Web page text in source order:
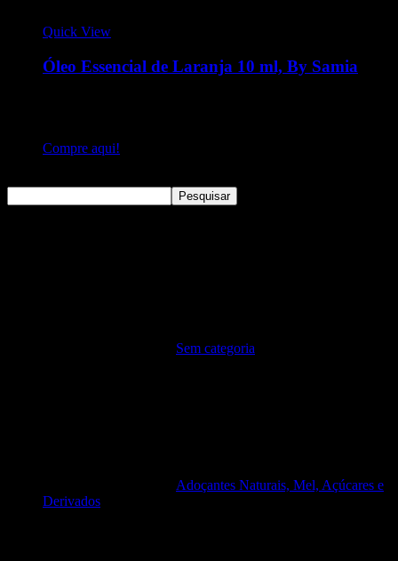
Quick View
Óleo Essencial de Laranja 10 ml, By Samia
Compre aqui!
Pesquisar
Sem categoria
Adoçantes Naturais, Mel, Açúcares e
Derivados